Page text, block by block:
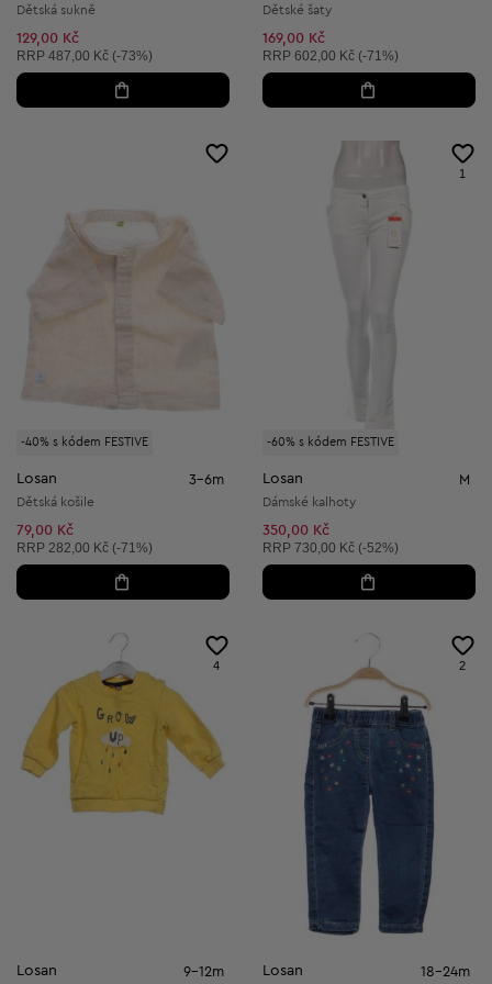
Dětská sukně
129,00 Kč
Doporučená cena:
RRP 487,00 Kč (-73%)
Dětské šaty
169,00 Kč
Doporučená cena:
RRP 602,00 Kč (-71%)
-40% s kódem FESTIVE
Losan 3-6m
Dětská košile
79,00 Kč
Doporučená cena:
RRP 282,00 Kč (-71%)
-60% s kódem FESTIVE
1
Losan M
Dámské kalhoty
350,00 Kč
Doporučená cena:
RRP 730,00 Kč (-52%)
4
Losan 9-12m
2
Losan 18-24m